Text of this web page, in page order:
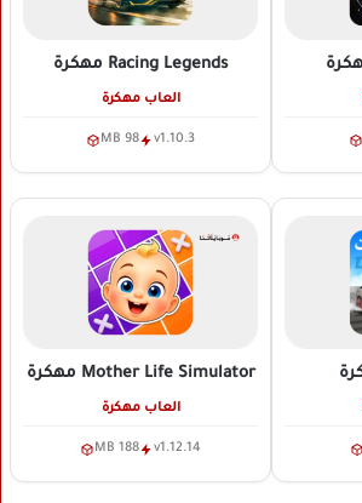
Racing Legends مهكرة
العاب مهكرة
v1.10.3
98 MB
Mother Life Simulator مهكرة
العاب مهكرة
v1.12.14
188 MB